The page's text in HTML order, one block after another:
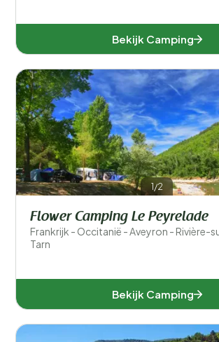
Bekijk Camping
1/2
Flower Camping Le Peyrelade
Frankrijk - Occitanië - Aveyron - Rivière-
Tarn
Bekijk Camping